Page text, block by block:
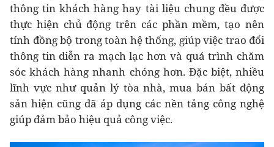
thông tin khách hàng hay tài liệu chung đều được
thực hiện chủ động trên các phần mềm, tạo nên
tính đồng bộ trong toàn hệ thống, giúp việc trao đổi
thông tin diễn ra mạch lạc hơn và quá trình chăm
sóc khách hàng nhanh chóng hơn. Đặc biệt, nhiều
lĩnh vực như quản lý tòa nhà, mua bán bất động
sản hiện cũng đã áp dụng các nền tảng công nghệ
giúp đảm bảo hiệu quả công việc.